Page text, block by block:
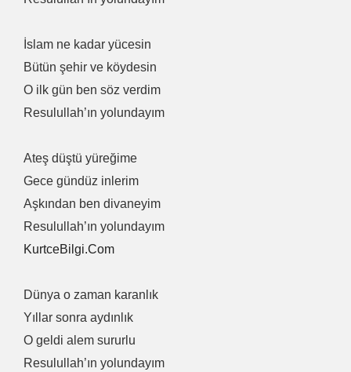
İslam ne kadar yücesin
Bütün şehir ve köydesin
O ilk gün ben söz verdim
Resulullah’ın yolundayım
Ateş düştü yüreğime
Gece gündüz inlerim
Aşkından ben divaneyim
Resulullah’ın yolundayım
KurtceBilgi.Com
Dünya o zaman karanlık
Yıllar sonra aydınlık
O geldi alem sururlu
Resulullah’ın yolundayım